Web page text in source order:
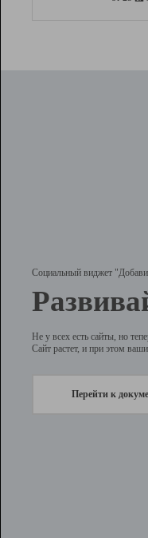
Социальный виджет
Не у всех есть сайты, но
Сайт растет, и при этом
Перейти к